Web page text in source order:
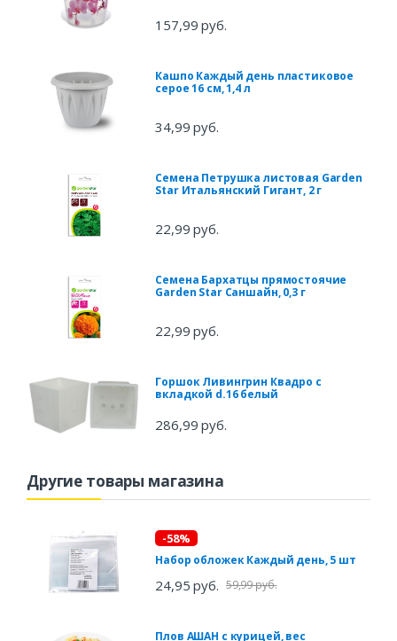
157,99 руб.
Кашпо Каждый день пластиковое
серое 16 см, 1,4 л
34,99 руб.
Семена Петрушка листовая Garden
Star Итальянский Гигант, 2 г
22,99 руб.
Семена Бархатцы прямостоячие
Garden Star Саншайн, 0,3 г
22,99 руб.
Горшок Ливингрин Квадро с
вкладкой d.16 белый
286,99 руб.
Другие товары магазина
-58%
Набор обложек Каждый день, 5 шт
24,95 руб. 59,99 руб.
Плов АШАН с курицей, вес